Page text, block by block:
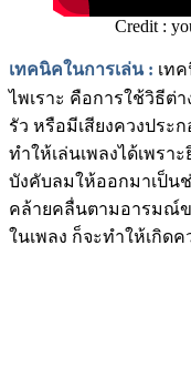
Credit :
เทคนิคในการเล่น: เท
ไพเราะ คือการใช้วิธีต่า
รัว หรือมีเสียงควงประ
ทำให้เล่นเพลงได้เพรา
บังคับลมให้ออกมาเป็นช่
คล้ายคลื่นตามอารมณ์ข
ในเพลง ก็จะทำให้เกิด